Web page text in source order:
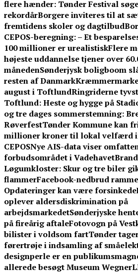
flere hænder: Tønder Festival
rekordårBorgere inviteres til at
fremtidens skoler og dagtilbud
CEPOS-beregning: – Et
100 millioner er urealistiskFlere
højeste uddannelse tjener over
månedenSønderjysk boligboom
resten af Danmark
august i ToftlundRingriderne
Toftlund: Heste og hygge på
og tre dages sommerstemning:
RøverfestTønder Kommune kan
millioner kroner til lokal velfærd
CEPOSNye AIS-data viser
forbudsområdet i Vadehavet
Løgumkloster: Skur og tre biler
flammerFacebook-nedbrud
Opdateringer kan være forsinkede
oplever aldersdiskrimination på
arbejdsmarkedetSønderjyske
på fireårig aftaleFotovogn på
bilister i voldsom fartTønder
førertrøje i indsamling af
designperle er en
allerede besøgt Museum Wegner